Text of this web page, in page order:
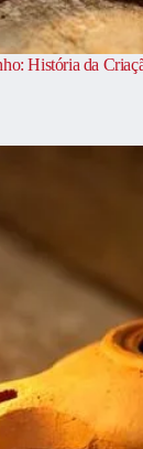
História da